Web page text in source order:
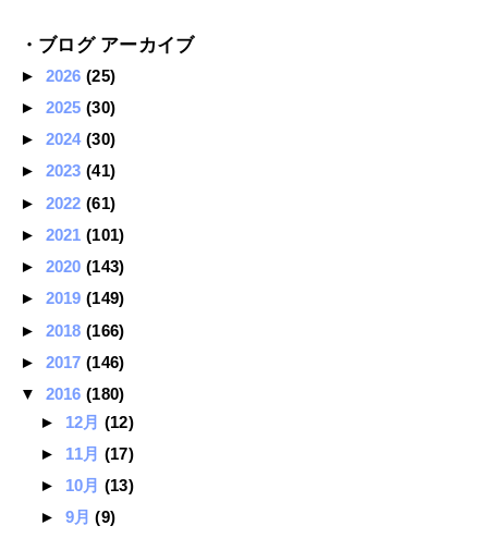
・ブログ アーカイブ
► 2026(25)
► 2025(30)
► 2024(30)
► 2023(41)
► 2022(61)
► 2021(101)
► 2020(143)
► 2019(149)
► 2018(166)
► 2017(146)
▼ 2016(180)
► 12月 (12)
► 11月 (17)
► 10月 (13)
► 9月(9)